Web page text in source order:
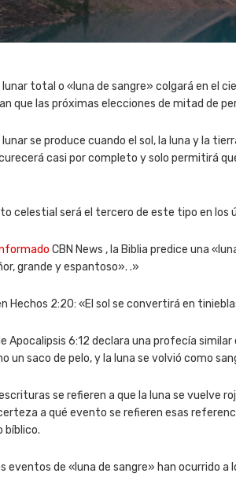
lunar total o «luna de sangre» colgará en el
que las próximas elecciones de mitad de
lunar se produce cuando el sol, la luna y la
casi por completo y solo permitirá
celestial será el tercero de este tipo en los
CBN News , la Biblia predice una
grande y espantoso». .»
Hechos 2:20: «El sol se convertirá en
Apocalipsis 6:12 declara una profecía
un saco de pelo, y la luna se volvió como
se refieren a que la luna se vuelve
a qué evento se refieren esas
bíblico.
eventos de «luna de sangre» han ocurrido a